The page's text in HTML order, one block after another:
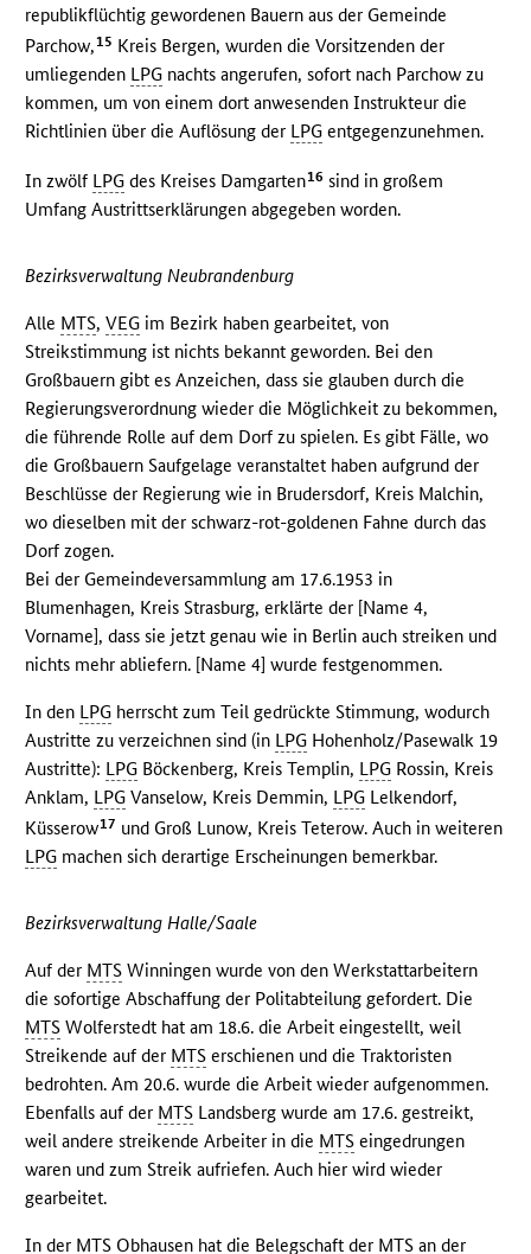
republikflüchtig gewordenen Bauern aus der Gemeinde
Parchow,15 Kreis Bergen, wurden die Vorsitzenden der
umliegenden LPG nachts angerufen, sofort nach Parchow zu
kommen, um von einem dort anwesenden Instrukteur die
Richtlinien über die Auflösung der LPG entgegenzunehmen.
In zwölf LPG des Kreises Damgarten16 sind in großem
Umfang Austrittserklärungen abgegeben worden.
Bezirksverwaltung Neubrandenburg
Alle MTS,VEG im Bezirk haben gearbeitet, von
Streikstimmung ist nichts bekannt geworden. Bei den
Großbauern gibt es Anzeichen, dass sie glauben durch die
Regierungsverordnung wieder die Möglichkeit zu bekommen,
die führende Rolle auf dem Dorf zu spielen. Es gibt Fälle, wo
die Großbauern Saufgelage veranstaltet haben aufgrund der
Beschlüsse der Regierung wie in Brudersdorf, Kreis Malchin,
wo dieselben mit der schwarz-rot-goldenen Fahne durch das
Dorf zogen.
Bei der Gemeindeversammlung am 17.6.1953 in
Blumenhagen, Kreis Strasburg, erklärte der [Name 4,
Vorname], dass sie jetzt genau wie in Berlin auch streiken und
nichts mehr abliefern. [Name 4] wurde festgenommen.
In den LPG herrscht zum Teil gedrückte Stimmung, wodurch
Austritte zu verzeichnen sind (in LPG Hohenholz/Pasewalk 19
Austritte): LPG Böckenberg, Kreis Templin, LPG Rossin, Kreis
Anklam, LPG Vanselow, Kreis Demmin, LPG Lelkendorf,
Küsserow17 und Groß Lunow, Kreis Teterow. Auch in weiteren
LPG machen sich derartige Erscheinungen bemerkbar.
Bezirksverwaltung Halle/Saale
Auf der MTS Winningen wurde von den Werkstattarbeitern
die sofortige Abschaffung der Politabteilung gefordert. Die
MTS Wolferstedt hat am 18.6. die Arbeit eingestellt, weil
Streikende auf der MTS erschienen und die Traktoristen
bedrohten. Am 20.6. wurde die Arbeit wieder aufgenommen.
Ebenfalls auf der MTS Landsberg wurde am 17.6. gestreikt,
weil andere streikende Arbeiter in die MTS eingedrungen
waren und zum Streik aufriefen. Auch hier wird wieder
gearbeitet.
In der MTS Obhausen hat die Belegschaft der MTS an der